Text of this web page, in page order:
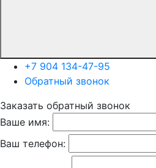
+7 904 134-47-95
Обратный звонок
Заказать обратный звонок
Ваше имя:
Ваш телефон: